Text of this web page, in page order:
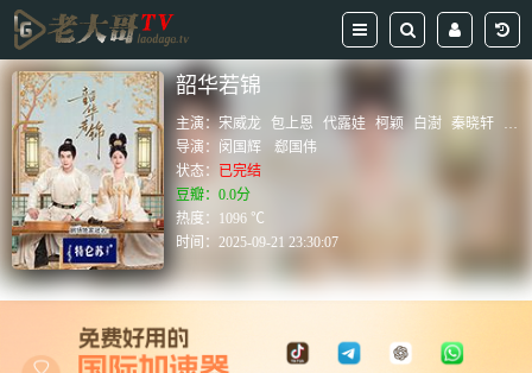
韶华若锦
主演：宋威龙 包上恩 代露娃 柯颖 白澍 秦晓轩
王可
导演： 闵国辉
郄国伟
状态： 已完结
豆瓣：0.0分
热度：1096 ℃
时间：2025-09-21 23:30:07